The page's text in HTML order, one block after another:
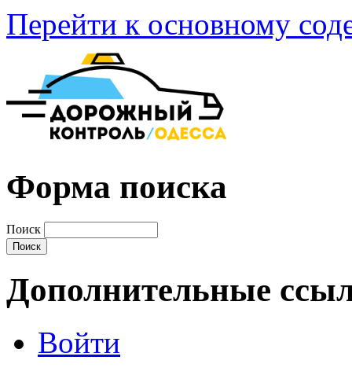
Перейти к основному
Форма поиска
Поиск
Дополнительные
Войти